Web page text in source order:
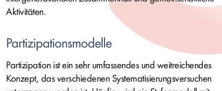
Aktivitäten.
Partizipationsmodelle
Partizipation ist ein sehr umfassendes und weitreichendes
Konzept, das verschiedenen Systematisierungsversuchen